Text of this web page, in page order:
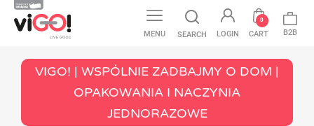
MENU SEARCH LOGIN CART
0
B2B
VIGO! | WSPÓLNIE ZADBAJMY O DOM |
OPAKOWANIA I NACZYNIA
JEDNORAZOWE